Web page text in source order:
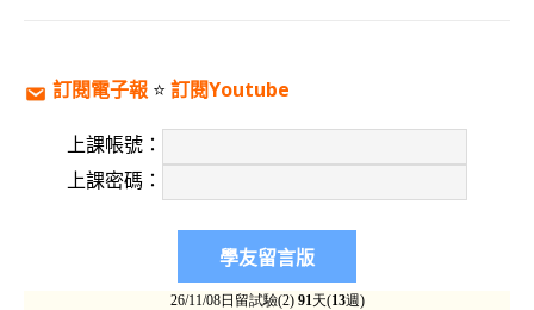
訂閱電子報 ⭐️ 訂閱Youtube
上課帳號：
上課密碼：